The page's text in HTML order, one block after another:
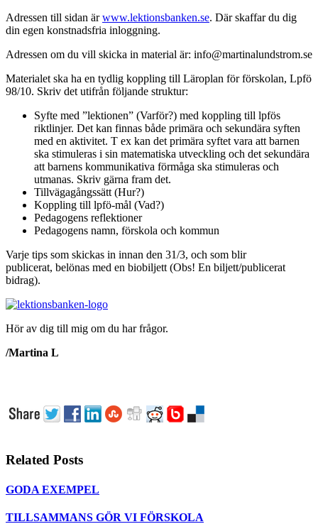
Adressen till sidan ärwww.lektionsbanken.se. Där skaffar du dig
din egen konstnadsfria inloggning.
Adressen om du vill skicka in material är: info@martinalundstrom.se
Materialet ska ha en tydlig koppling till Läroplan för förskolan, Lpfö
98/10. Skriv det utifrån följande struktur:
Syfte med ”lektionen” (Varför?) med koppling till lpfös
riktlinjer. Det kan finnas både primära och sekundära syften
med en aktivitet. T ex kan det primära syftet vara att barnen
ska stimuleras i sin matematiska utveckling och det sekundära
att barnens kommunikativa förmåga ska stimuleras och
utmanas. Skriv gärna fram det.
Tillvägagångssätt (Hur?)
Koppling till lpfö-mål (Vad?)
Pedagogens reflektioner
Pedagogens namn, förskola och kommun
Varje tips som skickas in innan den 31/3, och som blir
publicerat, belönas med en biobiljett (Obs! En biljett/publicerat
bidrag).
Hör av dig till mig om du har frågor.
/Martina L
Related Posts
GODA EXEMPEL
TILLSAMMANS GÖR VI FÖRSKOLA